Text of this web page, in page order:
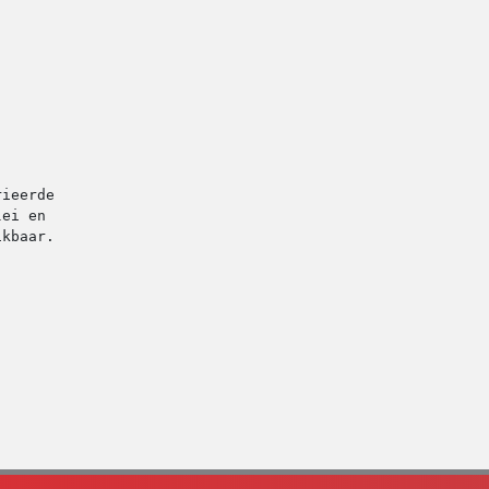
en karakteristieke landschap van de regio
de Köllbachvallei – en biedt elke kilometer